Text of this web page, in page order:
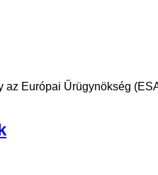
Európai Űrügynökség